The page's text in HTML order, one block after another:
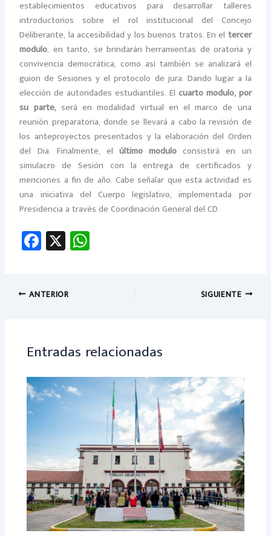
establecimientos educativos para desarrollar talleres
introductorios sobre el rol institucional del Concejo
Deliberante, la accesibilidad y los buenos tratos. En el tercer
modulo, en tanto, se brindarán herramientas de oratoria y
convivencia democrática, como así también se analizará el
guion de Sesiones y el protocolo de jura. Dando lugar a la
elección de autoridades estudiantiles. El cuarto modulo, por
su parte, será en modalidad virtual en el marco de una
reunión preparatoria, donde se llevará a cabo la revisión de
los anteproyectos presentados y la elaboración del Orden
del Dia. Finalmente, el último moduloconsistirá en un
simulacro de Sesión con la entrega de certificados y
menciones a fin de año. Cabe señalar que esta actividad es
una iniciativa del Cuerpo legislativo, implementada por
Presidencia a través de Coordinación General del CD.
Fa
ce
o
X
ANTERIOR SIGUIENTE
Entradas relacionadas